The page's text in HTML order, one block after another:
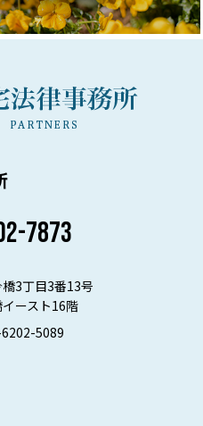
7873
3丁目3番13号
ースト16階
5089